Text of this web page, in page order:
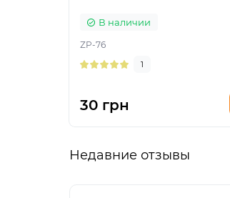
В наличии
ZP-76
1
30 грн
Недавние отзывы